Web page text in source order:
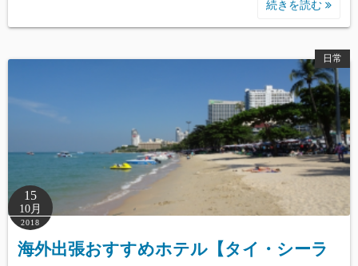
続きを読む
日常
15
10月
2018
海外出張おすすめホテル【タイ・シーラ